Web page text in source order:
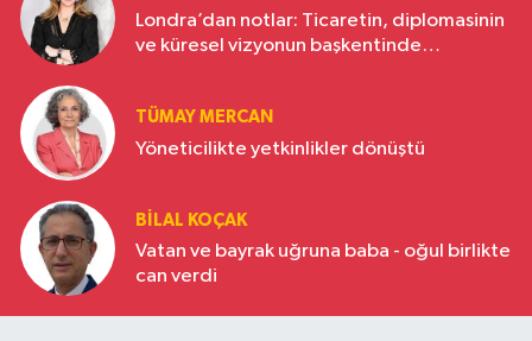
Londra’dan notlar: Ticaretin, diplomasinin
ve küresel vizyonun başkentinde
TÜMAY MERCAN
Yöneticilikte yetkinlikler dönüştü
BILAL KOÇAK
Vatan ve bayrak uğruna baba - oğul birlikte
can verdi